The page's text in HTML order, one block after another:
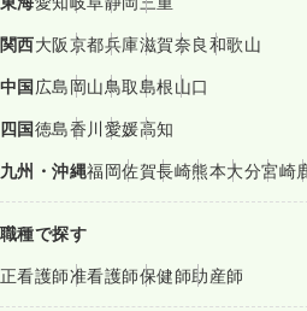
関西大阪京都兵庫滋賀奈良和歌山
中国広島岡山鳥取島根山口
四国徳島香川愛媛高知
九州・沖縄福岡佐賀長崎熊本大分宮崎
職種で探す
正看護師准看護師保健師助産師